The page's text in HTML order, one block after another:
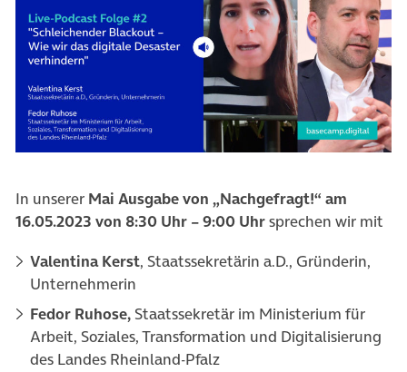
In unserer Mai Ausgabe von „Nachgefragt!“ am
16.05.2023 von 8:30 Uhr – 9:00 Uhrsprechen wir mit
Valentina Kerst, Staatssekretärin a.D., Gründerin,
Unternehmerin
Fedor Ruhose, Staatssekretär im Ministerium für
Arbeit, Soziales, Transformation und Digitalisierung
des Landes Rheinland-Pfalz